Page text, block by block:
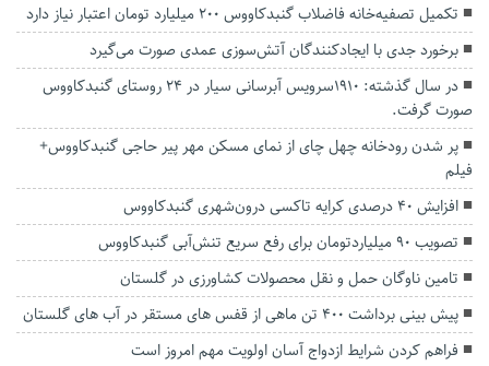
تکمیل تصفیه‌خانه فاضلاب گنبدکاووس ۲۰۰ میلیارد تومان اعتبار نیاز دارد
برخورد جدی با ایجادکنندگان آتش‌سوزی عمدی صورت می‌گیرد
در سال گذشته: 1910سرویس آبرسانی سیار در 24 روستای گنبدکاووس
صورت گرفت.
پر شدن رودخانه چهل چای از نمای مسکن مهر پیر حاجی گنبدکاووس+
فیلم
افزایش ۴۰ درصدی کرایه تاکسی درون‌شهری گنبدکاووس
تصویب ۹۰ میلیاردتومان برای رفع سریع تنش‌آبی گنبدکاووس
تامین ناوگان حمل و نقل محصولات کشاورزی در گلستان
پیش بینی برداشت ۴۰۰ تن ماهی از قفس های مستقر در آب های گلستان
فراهم کردن شرایط ازدواج آسان اولویت مهم امروز است